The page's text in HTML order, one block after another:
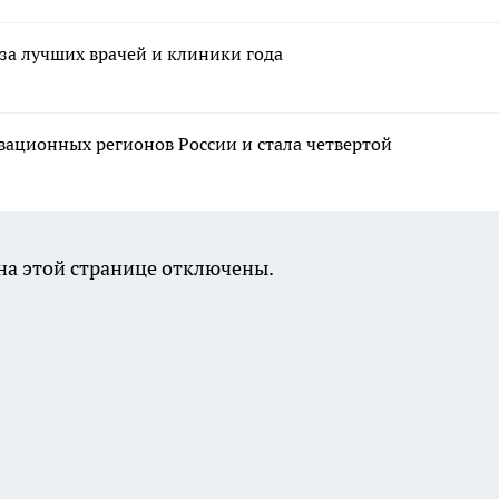
лучших врачей и клиники года
регионов России и стала четвертой
этой странице отключены.